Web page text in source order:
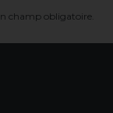
champ obligatoire.